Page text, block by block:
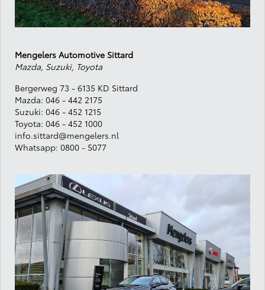
Mengelers Automotive Sittard
Mazda, Suzuki, Toyota
Bergerweg 73 - 6135 KD Sittard
Mazda: 046 - 442 2175
Suzuki: 046 - 452 1215
Toyota: 046 - 452 1000
info.sittard@mengelers.nl
Whatsapp: 0800 - 5077